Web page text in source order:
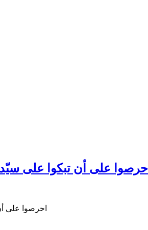
احرصوا على أن تبكوا على